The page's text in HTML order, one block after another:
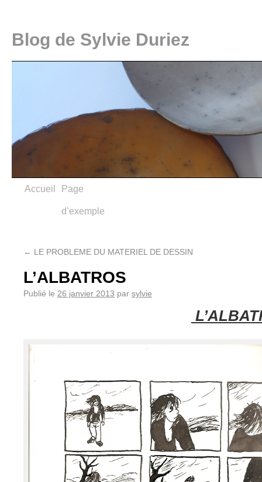
Blog de Sylvie Duriez
Accueil Page
d’exemple
← LE PROBLEME DU MATERIEL DE DESSIN
L’ALBATROS
Publié le 26 janvier 2013 par sylvie